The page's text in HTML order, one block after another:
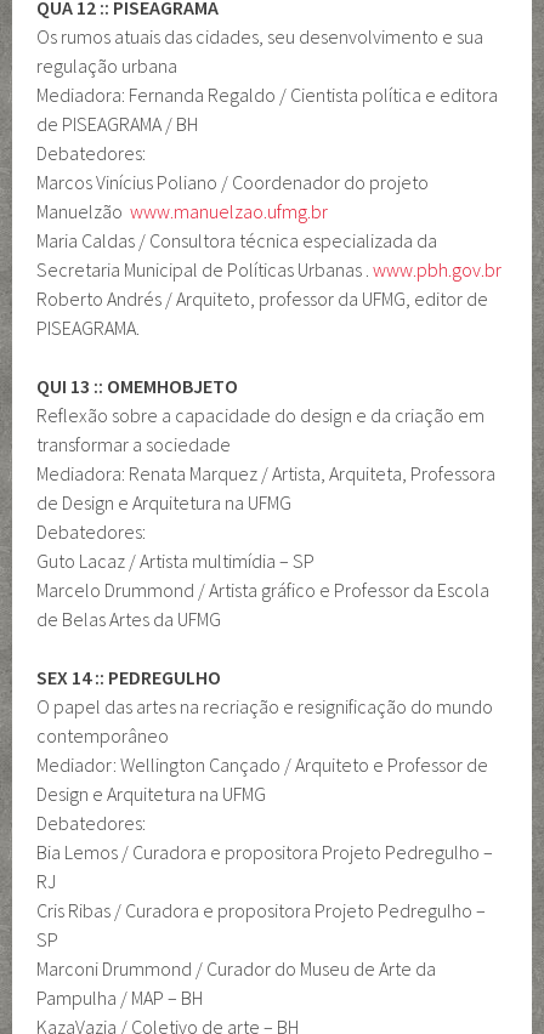
QUA 12 :: PISEAGRAMA
Os rumos atuais das cidades, seu desenvolvimento e sua
regulação urbana
Mediadora: Fernanda Regaldo / Cientista política e editora
de PISEAGRAMA / BH
Debatedores:
Marcos Vinícius Poliano / Coordenador do projeto
Manuelzãowww.manuelzao.ufmg.br
Maria Caldas / Consultora técnica especializada da
Secretaria Municipal de Políticas Urbanas .www.pbh.gov.br
Roberto Andrés / Arquiteto, professor da UFMG, editor de
PISEAGRAMA.
QUI 13 :: OMEMHOBJETO
Reflexão sobre a capacidade do design e da criação em
transformar a sociedade
Mediadora: Renata Marquez / Artista, Arquiteta, Professora
de Design e Arquitetura na UFMG
Debatedores:
Guto Lacaz / Artista multimídia – SP
Marcelo Drummond / Artista gráfico e Professor da Escola
de Belas Artes da UFMG
SEX 14 :: PEDREGULHO
O papel das artes na recriação e resignificação do mundo
contemporâneo
Mediador: Wellington Cançado / Arquiteto e Professor de
Design e Arquitetura na UFMG
Debatedores:
Bia Lemos / Curadora e propositora Projeto Pedregulho –
RJ
Cris Ribas / Curadora e propositora Projeto Pedregulho –
SP
Marconi Drummond / Curador do Museu de Arte da
Pampulha / MAP – BH
KazaVazia / Coletivo de arte – BH